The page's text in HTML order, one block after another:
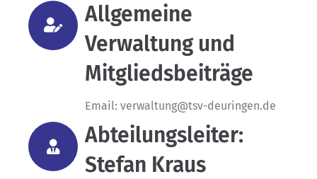
Allgemeine
Verwaltung und
Mitgliedsbeiträge
Email: verwaltung@tsv-deuringen.de
Abteilungsleiter:
Stefan Kraus